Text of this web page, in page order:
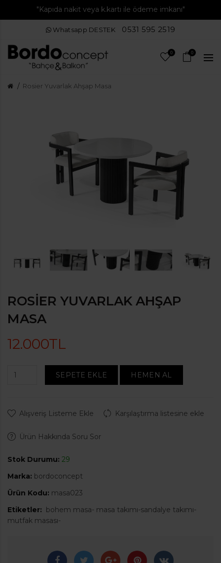
"Kapıda nakit veya k.kartı ile ödeme imkanı"
Whatsapp DESTEK 0531 595 2519
0 0
Rosier Yuvarlak Ahşap Masa
ROSIER YUVARLAK AHŞAP
MASA
12.000TL
SEPETE EKLE HEMEN AL
Alışveriş Listeme Ekle Karşılaştırma listesine ekle
Ürün Hakkında Soru Sor
Stok Durumu: 29
Marka: bordoconcept
Ürün Kodu: masa023
Etiketler: bohem masa- masa takımı-sandalye takımı-
mutfak masası-